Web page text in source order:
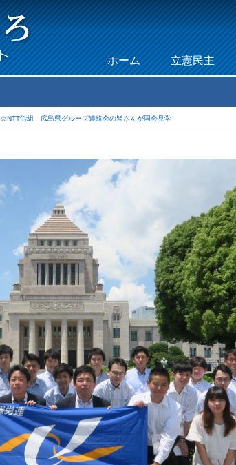
Menu
Skip to content
ホーム 立憲民主
☆NTT労組 広島県グループ連絡会の皆さんが国会見学